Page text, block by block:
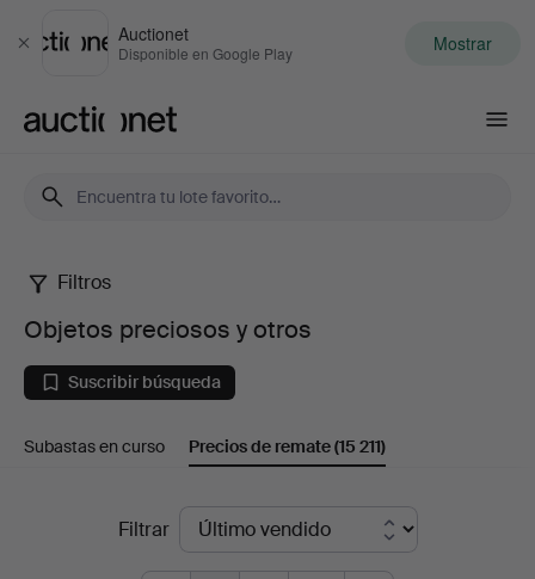
Cerrar
Auctionet
Disponible en Google Play Mostrar
Objetos
preciosos
otros
Filtros
Objetos preciosos y otros
Suscribir búsqueda
Subastas en curso Precios de remate(15 211)
Filtrar